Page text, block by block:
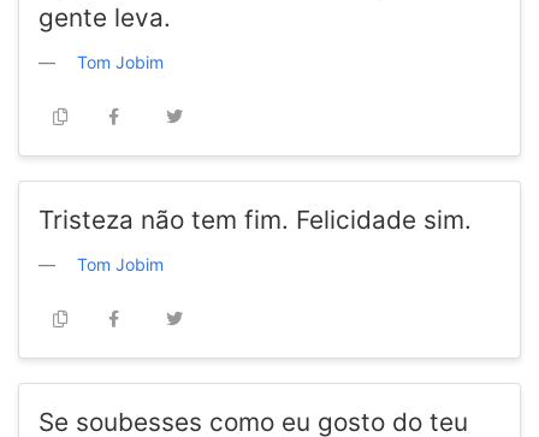
gente leva.
Tom Jobim
Tristeza não tem fim. Felicidade sim.
Tom Jobim
Se soubesses como eu gosto do teu